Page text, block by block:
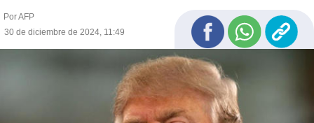
Por AFP
30 de diciembre de 2024, 11:49